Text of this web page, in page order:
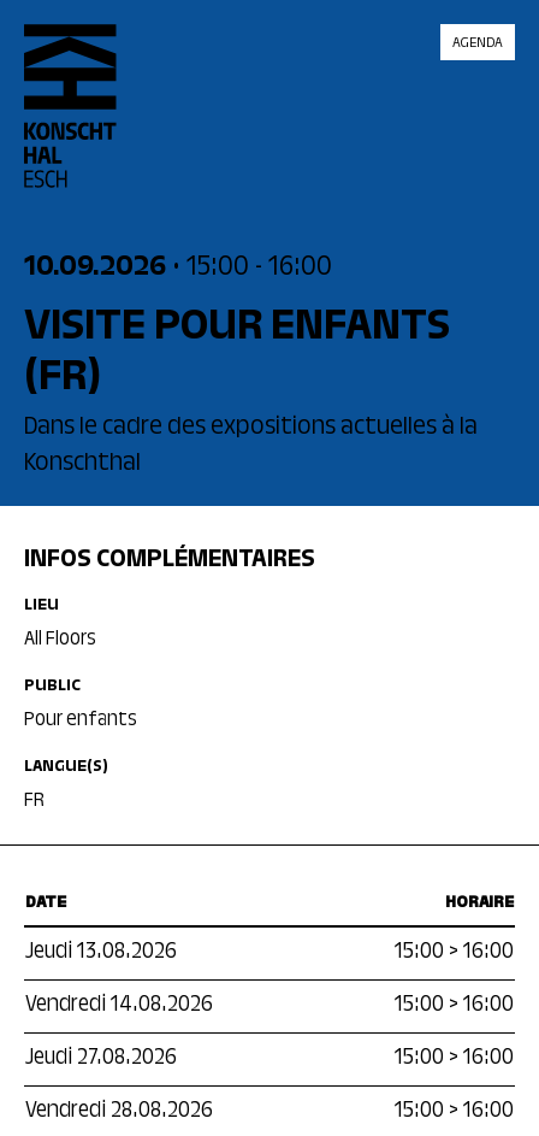
skip_to_content
AGENDA
10.09.2026 • 15:00 - 16:00
VISITE POUR ENFANTS
(FR)
Dans le cadre des expositions actuelles à la
Konschthal
DATE HORAIRE
Jeudi 13.08.2026 15:00 >16:00
Vendredi 14.08.2026
15:00 >16:00
Jeudi 27.08.2026
15:00 >16:00
Vendredi 28.08.2026
15:00 >16:00
INFOS COMPLÉMENTAIRES
LIEU
All Floors
PUBLIC
Pour enfants
LANGUE(S)
FR